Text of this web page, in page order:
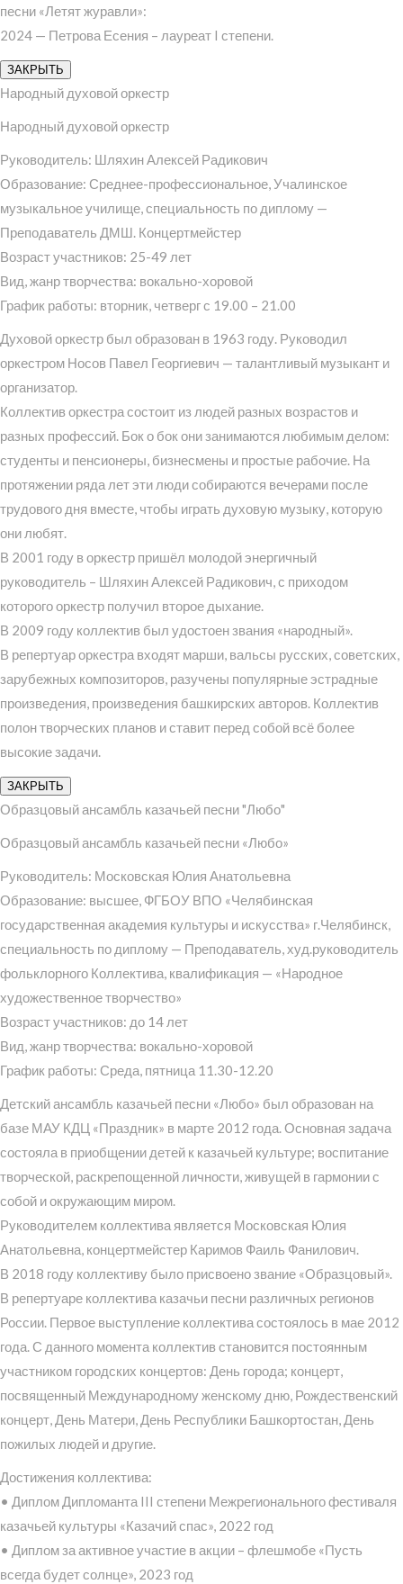
песни «Летят журавли»:
2024 — Петрова Есения – лауреат I степени.
ЗАКРЫТЬ
Народный духовой оркестр
Народный духовой оркестр
Руководитель: Шляхин Алексей Радикович
Образование: Среднее-профессиональное, Учалинское
музыкальное училище, специальность по диплому —
Преподаватель ДМШ. Концертмейстер
Возраст участников: 25-49 лет
Вид, жанр творчества: вокально-хоровой
График работы: вторник, четверг с 19.00 – 21.00
Духовой оркестр был образован в 1963 году. Руководил
оркестром Носов Павел Георгиевич — талантливый музыкант и
организатор.
Коллектив оркестра состоит из людей разных возрастов и
разных профессий. Бок о бок они занимаются любимым делом:
студенты и пенсионеры, бизнесмены и простые рабочие. На
протяжении ряда лет эти люди собираются вечерами после
трудового дня вместе, чтобы играть духовую музыку, которую
они любят.
В 2001 году в оркестр пришёл молодой энергичный
руководитель – Шляхин Алексей Радикович, с приходом
которого оркестр получил второе дыхание.
В 2009 году коллектив был удостоен звания «народный».
В репертуар оркестра входят марши, вальсы русских, советских,
зарубежных композиторов, разучены популярные эстрадные
произведения, произведения башкирских авторов. Коллектив
полон творческих планов и ставит перед собой всё более
высокие задачи.
ЗАКРЫТЬ
Образцовый ансамбль казачьей песни "Любо"
Образцовый ансамбль казачьей песни «Любо»
Руководитель: Московская Юлия Анатольевна
Образование: высшее, ФГБОУ ВПО «Челябинская
государственная академия культуры и искусства» г.Челябинск,
специальность по диплому — Преподаватель, худ.руководитель
фольклорного Коллектива, квалификация — «Народное
художественное творчество»
Возраст участников: до 14 лет
Вид, жанр творчества: вокально-хоровой
График работы: Среда, пятница 11.30-12.20
Детский ансамбль казачьей песни «Любо» был образован на
базе МАУ КДЦ «Праздник» в марте 2012 года. Основная задача
состояла в приобщении детей к казачьей культуре; воспитание
творческой, раскрепощенной личности, живущей в гармонии с
собой и окружающим миром.
Руководителем коллектива является Московская Юлия
Анатольевна, концертмейстер Каримов Фаиль Фанилович.
В 2018 году коллективу было присвоено звание «Образцовый».
В репертуаре коллектива казачьи песни различных регионов
России. Первое выступление коллектива состоялось в мае 2012
года. С данного момента коллектив становится постоянным
участником городских концертов: День города; концерт,
посвященный Международному женскому дню, Рождественский
концерт, День Матери, День Республики Башкортостан, День
пожилых людей и другие.
Достижения коллектива:
• Диплом Дипломанта III степени Межрегионального фестиваля
казачьей культуры «Казачий спас», 2022 год
• Диплом за активное участие в акции – флешмобе «Пусть
всегда будет солнце», 2023 год